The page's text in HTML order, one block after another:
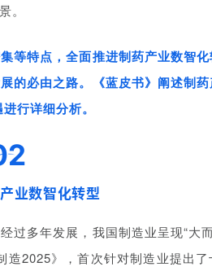
。
等特点，全面推进制药产业数智
的必由之路。《蓝皮书》阐述制
行详细分析。
业数智化转型
过多年发展，我国制造业呈现“大
2025》，首次针对制造业提出